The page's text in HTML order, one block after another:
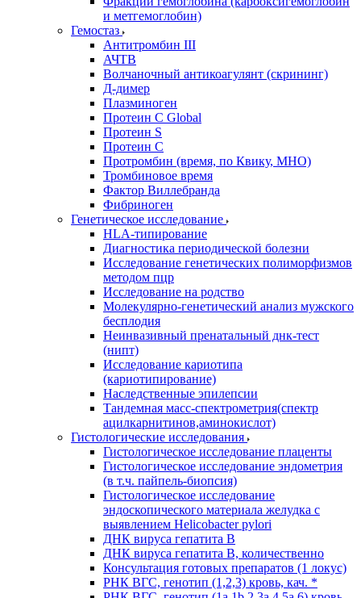
и метгемоглобин)
Гемостаз
Антитромбин III
АЧТВ
Волчаночный антикоагулянт (скрининг)
Д-димер
Плазминоген
Протеин C Global
Протеин S
Протеин С
Протромбин (время, по Квику, МНО)
Тромбиновое время
Фактор Виллебранда
Фибриноген
Генетическое исследование
HLA-типирование
Диагностика периодической болезни
Исследование генетических полиморфизмов
методом пцр
Исследование на родство
Молекулярно-генетический анализ мужского
бесплодия
Неинвазивный пренатальный днк-тест
(нипт)
Исследование кариотипа
(кариотипирование)
Наследственные эпилепсии
Тандемная масс-спектрометрия(спектр
ацилкарнитинов,аминокислот)
Гистологические исследования
Гистологическое исследование плаценты
Гистологическое исследование эндометрия
(в т.ч. пайпель-биопсия)
Гистологическое исследование
эндоскопического материала желудка с
выявлением Helicobacter pylori
ДНК вируса гепатита B
ДНК вируса гепатита B, количественно
Консультация готовых препаратов (1 локус)
РНК ВГC, генотип (1,2,3) кровь, кач. *